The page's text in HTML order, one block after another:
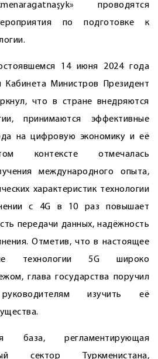
проводятся
по подготовке к
14 июня 2024 года
Кабинета Министров Президент
что в стране внедряются
принимаются эффективные
на цифровую экономику и её
контексте отмечалась
международного опыта,
характеристик технологии
с 4G в 10 раз повышает
передачи данных, надёжность
Отметив, что в настоящее
технологии 5G широко
глава государства поручил
изучить её
база, регламентирующая
сектор Туркменистана,